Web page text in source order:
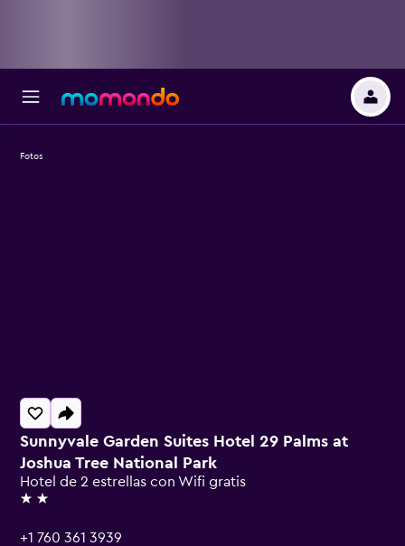
Sunnyvale Garden Suites Hotel 29 Palms at
Joshua Tree National Park
Hotel de 2 estrellas con Wifi gratis
2 estrellas
+1 760 361 3939
Fotos